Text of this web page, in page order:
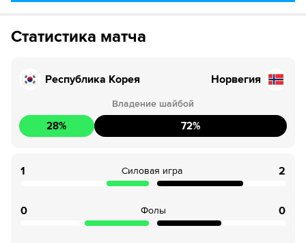
Если качество предоставляемых услуг ОККО ТВ вас не устроит,
50ШАЙБА!
54 Временное удаление
Статистика матча
Республика Корея Норвегия
Владение шайбой
28% 72%
1 Силовая игра 2
0 Фолы 0